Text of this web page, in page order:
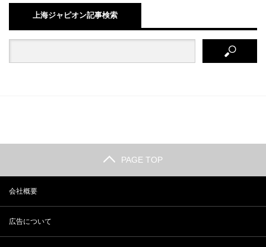
上海ジャピオン記事検索
PAGE TOP
会社概要
広告について